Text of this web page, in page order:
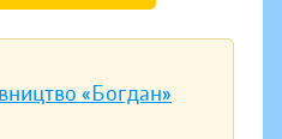
«Богдан»